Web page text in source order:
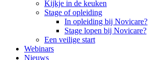
Kijkje in de keuken
Stage of opleiding
In opleiding bij Novicare?
Stage lopen bij Novicare?
Een veilige start
Webinars
Nieuws